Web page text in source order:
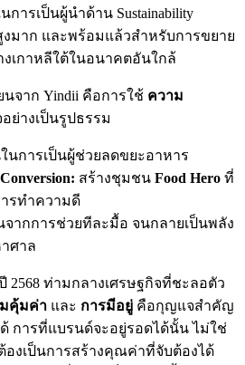
ารเป็นผู้นำด้าน Sustainability
มาก และพร้อมแล้วสำหรับการขยาย
งเกาหลีใต้ในอนาคตอันใกล้
นจาก Yindii คือการใช้ ความ
ย่างเป็นรูปธรรม
นการเป็นผู้ช่วยลดขยะอาหาร
สร้างชุมชน Food Hero ที่
รทำความดี
จากการช่วยทีละมื้อ จนกลายเป็นพลัง
ศาล
2568 ท่ามกลางเศรษฐกิจที่ชะลอตัว
คุ้มค่า และ การมีอยู่ คือกุญแจสำคัญ
การที่แบรนด์จะอยู่รอดได้นั้น ไม่ใช่
องเป็นการสร้างคุณค่าที่จับต้องได้